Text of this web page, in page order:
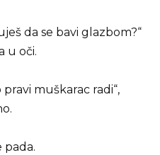
da se bavi glazbom?“
u oči.
muškarac radi“,
pada.